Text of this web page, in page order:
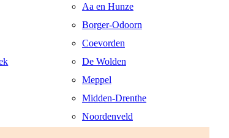
Aa en Hunze
Borger-Odoorn
Coevorden
De Wolden
Meppel
Midden-Drenthe
Noordenveld